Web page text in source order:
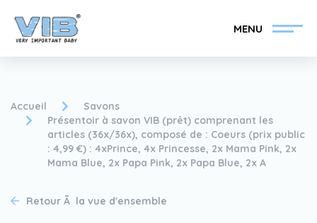
MENU
Devenir un revendeur
Inlog Retail
Accueil
Savons
Présentoir à savon VIB (prêt) comprenant les
articles (36x/36x), composé de : Coeurs (prix public
: 4,99 €) : 4xPrince, 4x Princesse, 2x Mama Pink, 2x
Mama Blue, 2x Papa Pink, 2x Papa Blue, 2x A
Retour Ã la vue d'ensemble